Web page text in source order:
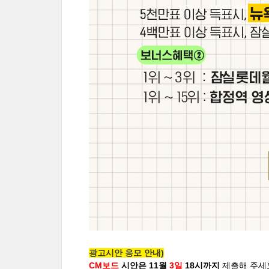
광고시안 응모 안내)
CM보드 시안은 11월 3일 18시까지 제출해 주세